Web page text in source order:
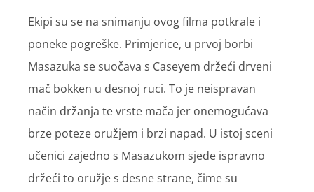
Ekipi su se na snimanju ovog filma potkrale i
poneke pogreške. Primjerice, u prvoj borbi
Masazuka se suočava s Caseyem držeći drveni
mač bokken u desnoj ruci. To je neispravan
način držanja te vrste mača jer onemogućava
brze poteze oružjem i brzi napad. U istoj sceni
učenici zajedno s Masazukom sjede ispravno
držeći to oružje s desne strane, čime su